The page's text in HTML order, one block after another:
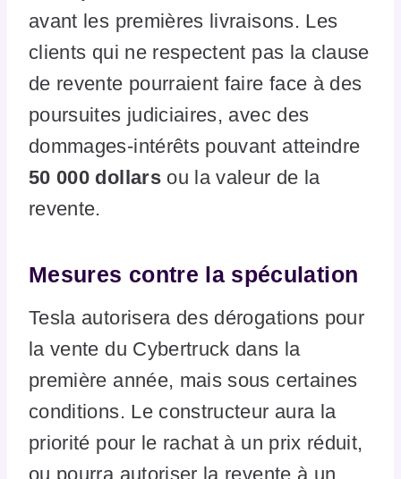
avant les premières livraisons. Les
clients qui ne respectent pas la clause
de revente pourraient faire face à des
poursuites judiciaires, avec des
dommages-intérêts pouvant atteindre
50 000 dollarsou la valeur de la
revente.
Mesures contre la spéculation
Tesla autorisera des dérogations pour
la vente du Cybertruck dans la
première année, mais sous certaines
conditions. Le constructeur aura la
priorité pour le rachat à un prix réduit,
ou pourra autoriser la revente à un